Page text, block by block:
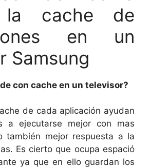
la cache de
en un
Samsung
con cache en un televisor?
de cada aplicación ayudan
a ejecutarse mejor con mas
también mejor respuesta a la
Es cierto que ocupa espació
ya que en ello guardan los